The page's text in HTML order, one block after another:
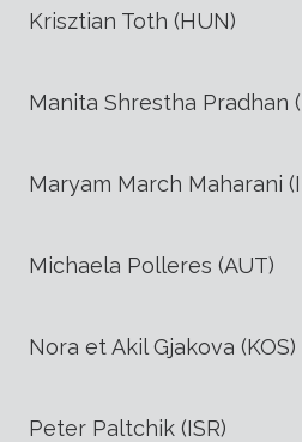
Krisztian Toth (HUN)
Manita Shrestha Pradhan
Maryam March Maharani
Michaela Polleres (AUT)
Nora et Akil Gjakova (KOS)
Peter Paltchik (ISR)